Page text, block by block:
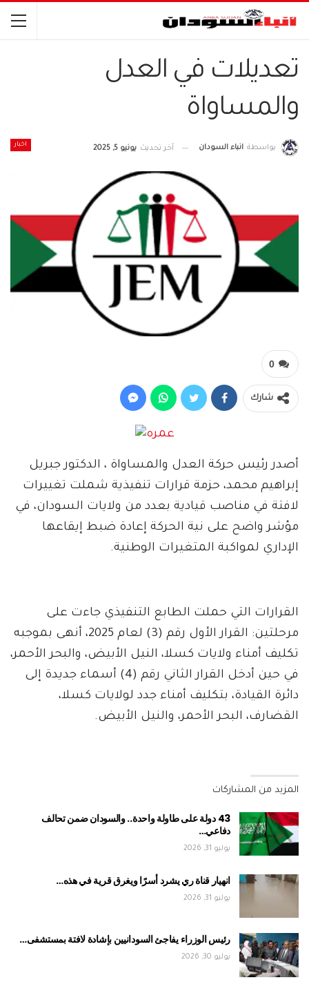
تعديلات في العدل
والمساواة
اخبار بواسطة انباء السودان آخر تحديث يونيو 5, 2025
0
شارك
أصدر رئيس حركة العدل والمساواة ، الدكتور جبريل
إبراهيم محمد، حزمة قرارات تنفيذية شملت تغييرات
لافتة في مناصب قيادية بعدد من ولايات السودان، في
مؤشر واضح على نية الحركة إعادة ضبط إيقاعها
الإداري لمواكبة المتغيرات الوطنية.
القرارات التي حملت الطابع التنفيذي جاءت على
مرحلتين: القرار الأول رقم (3) لعام 2025، أنهى بموجبه
تكليف أمناء ولايات كسلا، النيل الأبيض، والبحر الأحمر،
في حين أدخل القرار الثاني رقم (4) أسماء جديدة إلى
دائرة القيادة، بتكليف أمناء جدد لولايات كسلا،
القضارف، البحر الأحمر، والنيل الأبيض.
المزيد من المشاركات
43 دولة على طاولة واحدة.. والسودان ضمن تحالف
دفاعي…
يوليو 31, 2026
انهيار قناة ري يشرد أسرًا ويغرق قرية في هذه…
يوليو 31, 2026
رئيس الوزراء يفاجئ السودانيين بإشادة لافتة بمستشفى…
يوليو 30, 2026